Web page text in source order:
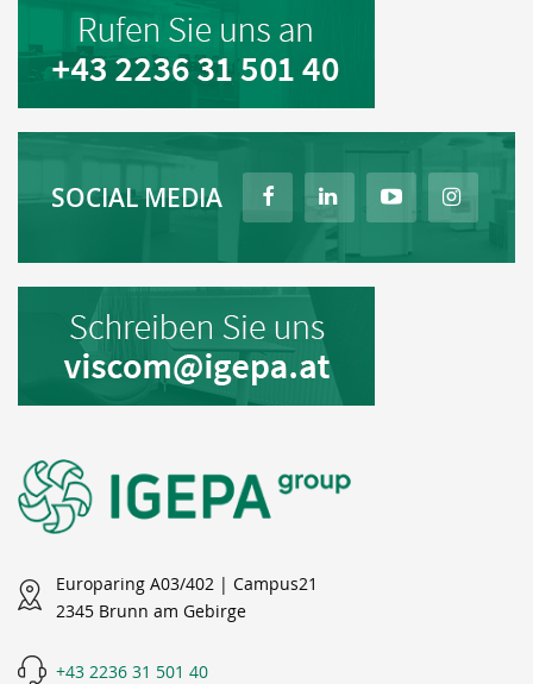
SOCIAL MEDIA
Europaring A03/402 | Campus21
2345 Brunn am Gebirge
+43 2236 31 501 40